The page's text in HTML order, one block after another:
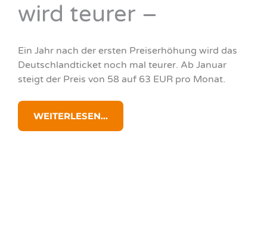
wird teurer –
Ein Jahr nach der ersten Preiserhöhung wird das
Deutschlandticket noch mal teurer. Ab Januar
steigt der Preis von 58 auf 63 EUR pro Monat.
WEITERLESEN...